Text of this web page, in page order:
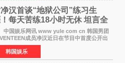
汉首谈“地狱公司”练习生
每天苦练18小时无休 坦言全
成员撑过来
娱乐网讯 www yule com cn 韩国男团
成员净汉近日在节目中首度公开出
的残酷练习生经历，并提及经纪公司Pledis
乐，引发广泛关注。 在8月2日播出的日本
综艺节目《周
韩国娱乐